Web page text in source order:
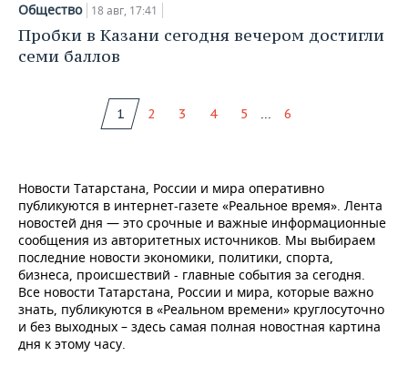
Общество 18 авг, 17:41
Пробки в Казани сегодня вечером достигли
семи баллов
1 2 3 4 5 ... 6
Новости Татарстана, России и мира оперативно
публикуются в интернет-газете «Реальное время». Лента
новостей дня — это срочные и важные информационные
сообщения из авторитетных источников. Мы выбираем
последние новости экономики, политики, спорта,
бизнеса, происшествий - главные события за сегодня.
Все новости Татарстана, России и мира, которые важно
знать, публикуются в «Реальном времени» круглосуточно
и без выходных – здесь самая полная новостная картина
дня к этому часу.